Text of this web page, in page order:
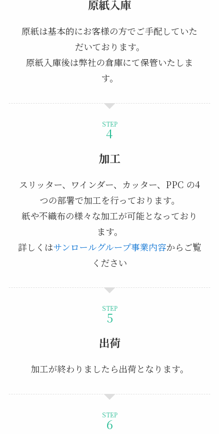
原紙入庫
原紙は基本的にお客様の方でご手配していた
だいております。
原紙入庫後は弊社の倉庫にて保管いたしま
す。
STEP
加工
スリッター、ワインダー、カッター、PPC の4
つの部署で加工を行っております。
紙や不織布の様々な加工が可能となっており
ます。
詳しくはサンロールグループ事業内容からご覧
ください
STEP
出荷
加工が終わりましたら出荷となります。
STEP